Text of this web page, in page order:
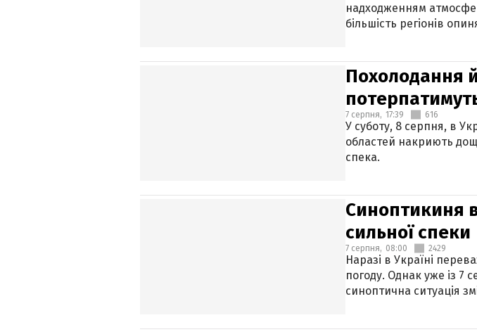
надходженням
більшість регіонів
Похолодання
7 серпня, 17:39 616
У суботу, 8 серпня, в
областей накриють
спека.
Синоптикиня
сильної спеки
7 серпня, 08:00 2429
Наразі в Україні
погоду. Однак уже із 7
синоптична ситуація